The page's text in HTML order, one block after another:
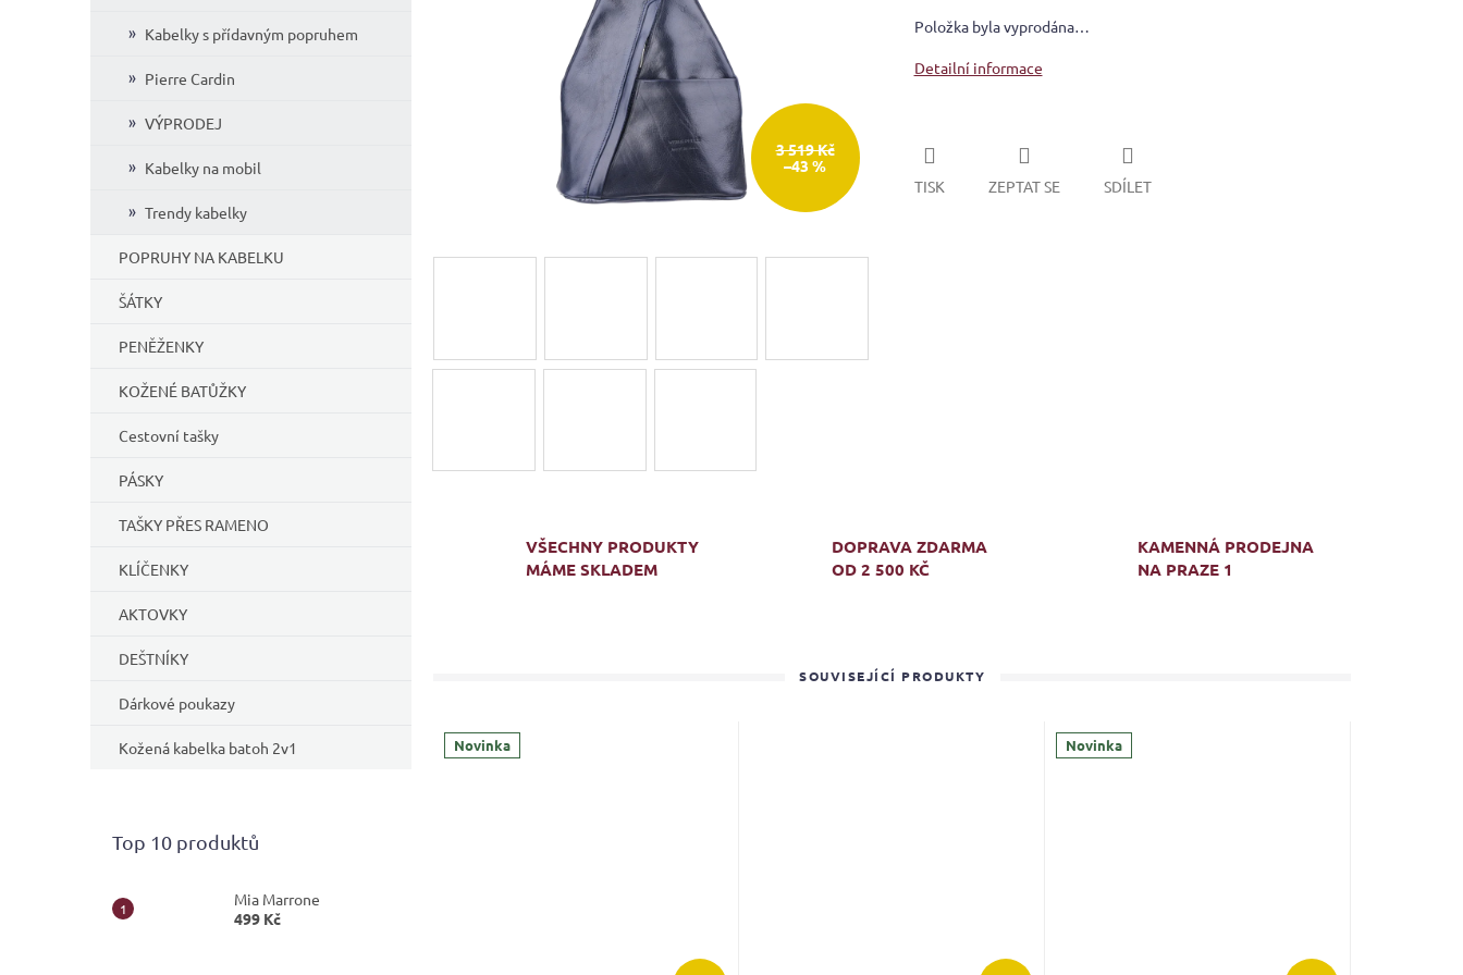
Kabelky s přídavným popruhem
Pierre Cardin
VÝPRODEJ
Kabelky na mobil
Trendy kabelky
POPRUHY NA KABELKU
ŠÁTKY
PENĚŽENKY
KOŽENÉ BATŮŽKY
Cestovní tašky
PÁSKY
TAŠKY PŘES RAMENO
KLÍČENKY
AKTOVKY
DEŠTNÍKY
Dárkové poukazy
Kožená kabelka batoh 2v1
Top 10 produktů
Mia Marrone
499 Kč
3 519 Kč
–43 %
Položka byla vyprodána…
Detailní informace
TISK ZEPTAT SE SDÍLET
VŠECHNY PRODUKTY
MÁME SKLADEM
DOPRAVA ZDARMA
OD 2 500 KČ
KAMENNÁ PRODEJNA
NA PRAZE 1
SOUVISEJÍCÍ PRODUKTY
Novinka Novinka